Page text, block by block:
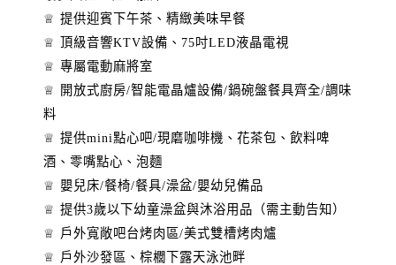
♕ 提供迎賓下午茶、精緻美味早餐
♕ 頂級音響KTV設備、75吋LED液晶電視
♕ 專屬電動麻將室
♕ 開放式廚房/智能電晶爐設備/鍋碗盤餐具齊全/調味
料
♕ 提供mini點心吧/現磨咖啡機、花茶包、飲料啤
酒、零嘴點心、泡麵
♕ 嬰兒床/餐椅/餐具/澡盆/嬰幼兒備品
♕ 提供3歲以下幼童澡盆與沐浴用品（需主動告知）
♕ 戶外寬敞吧台烤肉區/美式雙槽烤肉爐
♕ 戶外沙發區、棕櫚下露天泳池畔